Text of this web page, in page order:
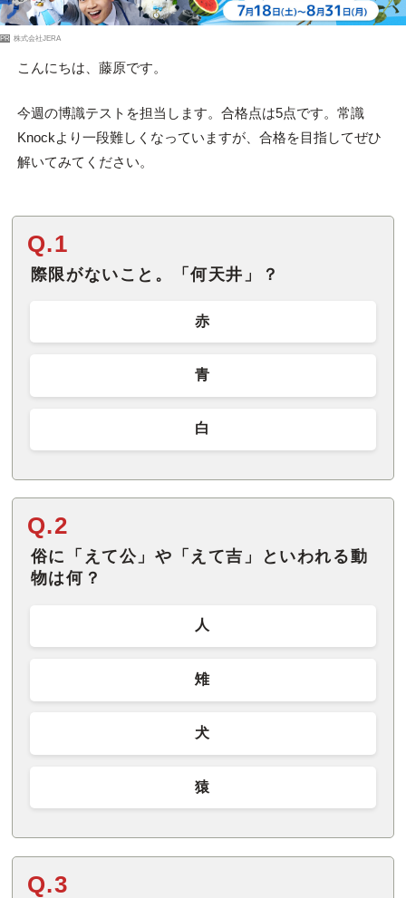
PR 株式会社JERA
こんにちは、藤原です。
今週の博識テストを担当します。合格点は5点です。常識
Knockより一段難しくなっていますが、合格を目指してぜひ
解いてみてください。
Q.1
際限がないこと。「何天井」？
赤
青
白
Q.2
俗に「えて公」や「えて吉」といわれる動
物は何？
人
雉
犬
猿
Q.3